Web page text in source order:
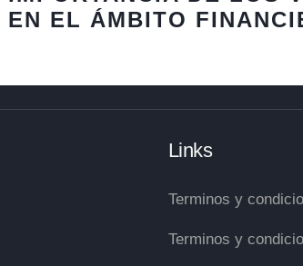
EN EL ÁMBITO
Links
Terminos y
Terminos y